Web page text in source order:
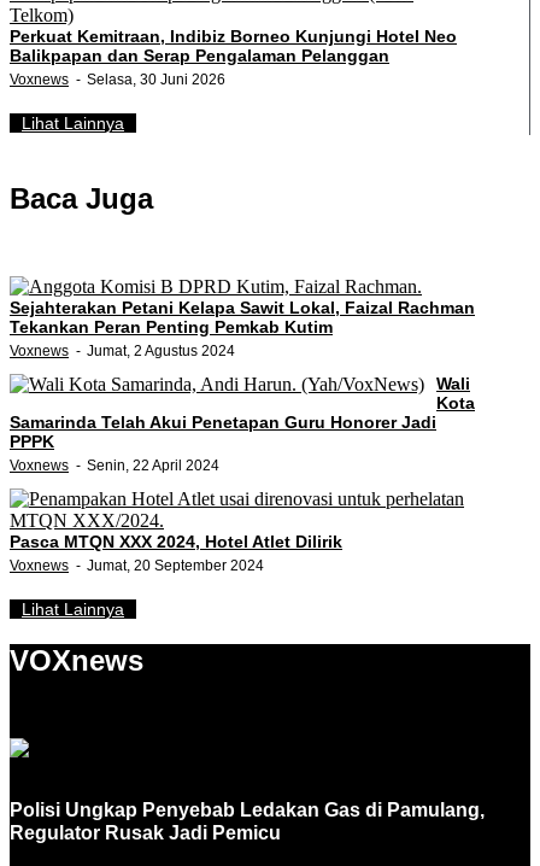
Perkuat Kemitraan, Indibiz Borneo Kunjungi Hotel Neo
Balikpapan dan Serap Pengalaman Pelanggan
Voxnews Selasa, 30 Juni 2026
Lihat Lainnya
Baca Juga
Sejahterakan Petani Kelapa Sawit Lokal, Faizal Rachman
Tekankan Peran Penting Pemkab Kutim
Voxnews Jumat, 2 Agustus 2024
Wali
Kota
Samarinda Telah Akui Penetapan Guru Honorer Jadi
PPPK
Voxnews Senin, 22 April 2024
Pasca MTQN XXX 2024, Hotel Atlet Dilirik
Voxnews Jumat, 20 September 2024
Lihat Lainnya
VOXnews
Polisi Ungkap Penyebab Ledakan Gas di Pamulang,
Regulator Rusak Jadi Pemicu